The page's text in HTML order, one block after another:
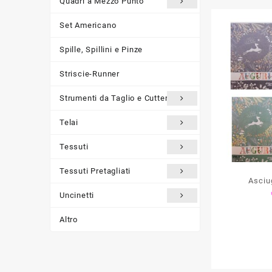
Set Americano
Spille, Spillini e Pinze
Striscie-Runner
Strumenti da Taglio e Cutter
Telai
Tessuti
Tessuti Pretagliati
Uncinetti
Altro